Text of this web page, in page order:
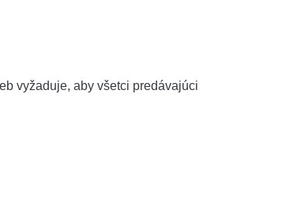
vyžaduje, aby všetci predávajúci